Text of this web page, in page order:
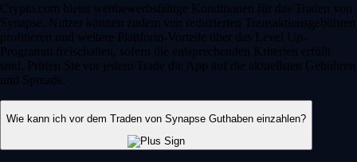
Crypto.com bietet wettbewerbsfähige Konditionen für das Traden von
Synapse. Nutzer können zudem von reduzierten Transaktionsgebühren
profitieren und weitere Plattform-Vorteile über das Level Up-
Programm freischalten, sofern die entsprechenden Kriterien erfüllt
sind. Prüfen Sie vor jedem Trade die App auf die aktuellsten Gebühren
und Spreads.
Wie kann ich vor dem Traden von Synapse Guthaben einzahlen?